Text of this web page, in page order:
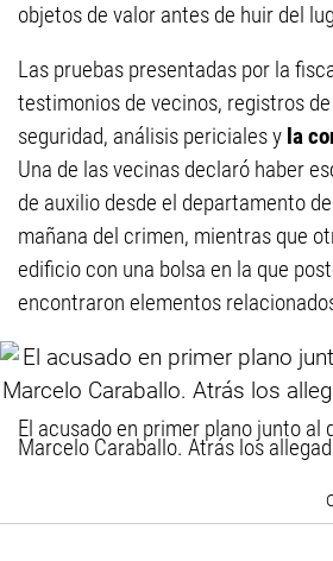
objetos de valor antes de huir del
Las pruebas presentadas por la
testimonios de vecinos, registros
seguridad, análisis periciales y la
Una de las vecinas declaró haber
de auxilio desde el departamento
mañana del crimen, mientras que
edificio con una bolsa en la que
encontraron elementos
El acusado en primer plano junto al
Marcelo Caraballo. Atrás los